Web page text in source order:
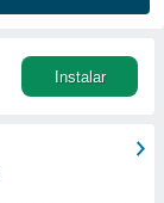
Instalar